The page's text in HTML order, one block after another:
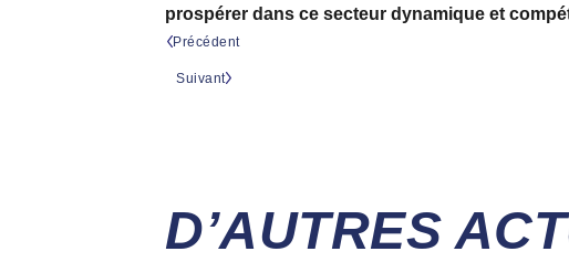
prospérer dans ce secteur dynamique et
Précédent
Suivant
D’AUTRES